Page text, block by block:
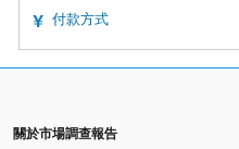
付款方式
關於市場調查報告